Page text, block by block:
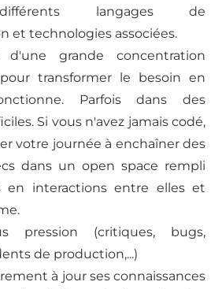
langages de
et technologies associées.
d'une grande concentration
transformer le besoin en
Parfois dans des
Si vous n'avez jamais codé,
votre journée à enchaîner des
dans un open space rempli
en interactions entre elles et
pression (critiques, bugs,
de production,...)
à jour ses connaissances